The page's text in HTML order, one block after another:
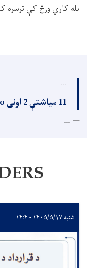
بله کاري ورڅ کې ترسره
...
11 میاشتې 2 اونی ago
...
شنبه ۱۴۰۵/۵/۱۷ - ۱۴:۴